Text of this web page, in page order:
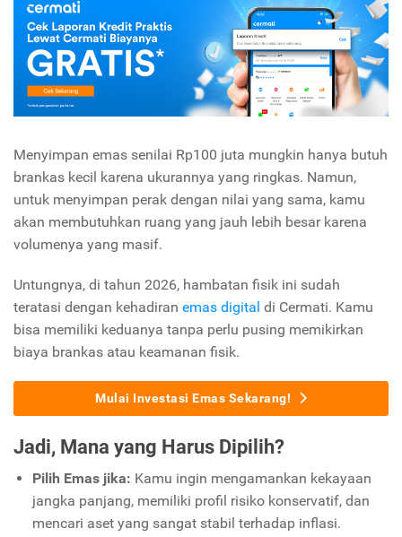
Menyimpan emas senilai Rp100 juta mungkin hanya butuh
brankas kecil karena ukurannya yang ringkas. Namun,
untuk menyimpan perak dengan nilai yang sama, kamu
akan membutuhkan ruang yang jauh lebih besar karena
volumenya yang masif.
Untungnya, di tahun 2026, hambatan fisik ini sudah
teratasi dengan kehadiran emas digital di Cermati. Kamu
bisa memiliki keduanya tanpa perlu pusing memikirkan
biaya brankas atau keamanan fisik.
Mulai Investasi Emas Sekarang!
Jadi, Mana yang Harus Dipilih?
Pilih Emas jika: Kamu ingin mengamankan kekayaan
jangka panjang, memiliki profil risiko konservatif, dan
mencari aset yang sangat stabil terhadap inflasi.